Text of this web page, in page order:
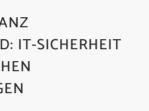
IT-SICHERHEIT